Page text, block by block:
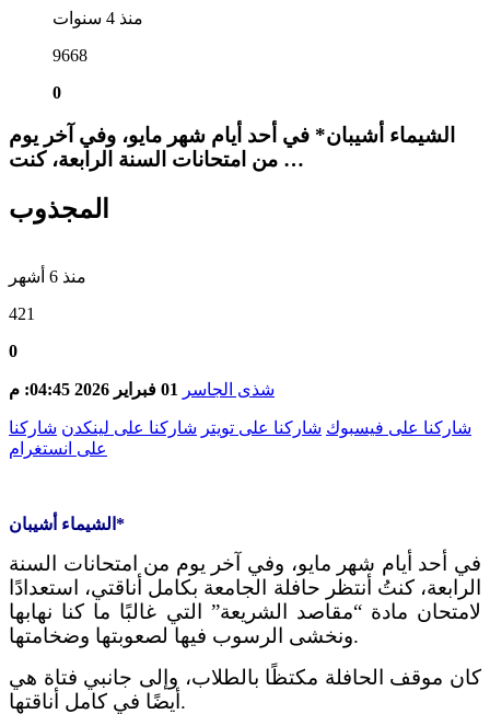
منذ 4 سنوات
9668
0
الشيماء أشيبان* في أحد أيام شهر مايو، وفي آخر يوم
من امتحانات السنة الرابعة، كنت …
المجذوب
منذ 6 أشهر
421
0
شذى الجاسر 01 فبراير 2026 04:45: م
شاركنا على فيسبوك شاركنا على تويتر شاركنا على لينكدن شاركنا
على انستغرام
الشيماء أشيبان*
في أحد أيام شهر مايو، وفي آخر يوم من امتحانات السنة
الرابعة، كنتُ أنتظر حافلة الجامعة بكامل أناقتي، استعدادًا
لامتحان مادة “مقاصد الشريعة” التي غالبًا ما كنا نهابها
ونخشى الرسوب فيها لصعوبتها وضخامتها
.
كان موقف الحافلة مكتظًا بالطلاب، وإلى جانبي فتاة هي
أيضًا في كامل أناقتها
.